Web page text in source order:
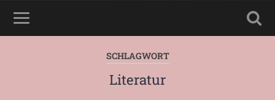
SCHLAGWORT
Literatur